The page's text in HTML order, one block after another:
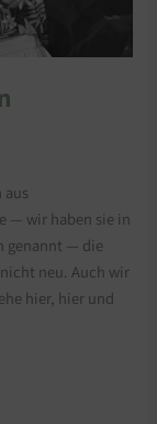
aus
— wir haben sie in
genannt — die
neu. Auch wir
hier, hier und